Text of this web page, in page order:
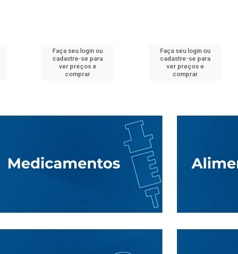
Faça seu login ou
cadastre-se para
ver preços e
comprar
Faça seu login ou
cadastre-se para
ver preços e
comprar